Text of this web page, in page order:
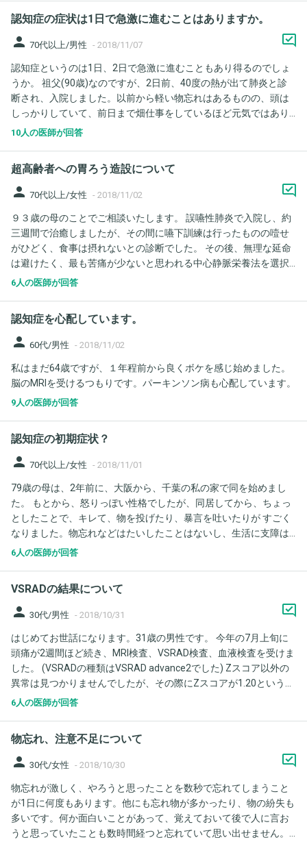
たり、私の字と予約表に書いてある字が微妙に違う気もします
が、似ています。スタッフは少ない中で他に誰も予約はとってい
とすごくモヤモヤして昨日から何回も予約表を見て考えては思い
だせません。先月相談させて頂いた後に念の為物忘れ外来もある
脳神経外科のクリニックで先生に物忘れがある。それとあたまが
張っているような症状があると相談させて頂き、MRIを取って頂き
ましたが、特になにも悪い所はありません！安心してくださいと
は予約の件以外は仕事で失敗や、忘れたなどという事はないので
すが。。徐々に進行していくんでしょうか。怖いです。ちなみに
た。
認知症の症状は1日で急激に進むことはありますか。
person 70代以上/男性 - 2018/11/07
認知症というのは1日、2日で急激に進むこともあり得るのでしょ
うか。 祖父(90歳)なのですが、2日前、40度の熱が出て肺炎と診
断され、入院しました。以前から軽い物忘れはあるものの、頭は
しっかりしていて、前日まで畑仕事をしているほど元気ではあり
ました。 しかし、病院に連れて行き数時間経ったくらいからかな
ですが見舞いに行った私の母のことも分からなかったとのことで
した。点滴も引き抜くので、服薬に切り替えられていました。 お
症状がなかった人でも、急激に認知症の症状が進むことはあるの
でしょうか。何か別の原因もあるのでしょうか。ご回答頂ければ
幸いです。よろしくお願いします。
10人の医師が回答
超高齢者への胃ろう造設について
person 70代以上/女性 - 2018/11/02
９３歳の母のことでご相談いたします。 誤嚥性肺炎で入院し、約
三週間で治癒しましたが、その間に嚥下訓練は行ったものの噎せ
がひどく、食事は摂れないとの診断でした。 その後、無理な延命
は避けたく、最も苦痛が少ないと思われる中心静脈栄養法を選択
し、約一ヶ月が経過したところです。 （この時に胃ろうは選択し
の、今現在も意識は清明でコミュニケーションもしっかり取るこ
とができます。 そんな中、ネットで中心静脈栄養法のリスク（感
を知り、心が揺らいでいます。 母の意識がこれだけしっかりして
いるのなら、胃ろうでも無理な延命に当たらなかったのではない
かと。 それでご質問なのですが、高齢者が二ヶ月間の絶食の後、
がいいのでしょうか？
6人の医師が回答
認知症を心配しています。
person 60代/男性 - 2018/11/02
私はまだ64歳ですが、１年程前から良くボケを感じ始めました。
脳のMRIを受けるつもりです。パーキンソン病も心配しています。
9人の医師が回答
認知症の初期症状？
person 70代以上/女性 - 2018/11/01
79歳の母は、2年前に、大阪から、千葉の私の家で同を始めまし
た。 もとから、怒りっぽい性格でしたが、同居してから、ちょっ
としたことで、キレて、物を投げたり、暴言を吐いたりが すごく
なりました。物忘れなどはたいしたことはないし、生活に支障は
ないのですが、認知症の初期症状に切れやすくなると聞いたこと
6人の医師が回答
VSRADの結果について
person 30代/男性 - 2018/10/31
はじめてお世話になります。31歳の男性です。 今年の7月上旬に
頭痛が2週間ほど続き、MRI検査、VSRAD検査、血液検査を受けま
した。 (VSRADの種類はVSRAD advance2でした) Zスコア以外の
異常は見つかりませんでしたが、その際にZスコアが1.20という数
字が出て、少しだけ海馬の萎縮が見られますとのことでした。 そ
の薬を処方され現在に至ります。 また私は喫煙をしているのです
が禁煙するようにも言われました。 日常生活で気になることはと
た。 後に自分で調べるとVSRADは50歳未満では偽陽性が出ること
もあるということを目にしたのですが、この説明の通りこの値は
あまり気にしなくてよいのでしょうか？ 4か月間その結果のこと
をずっと考えてしまっていてとても不安です。
6人の医師が回答
物忘れ、注意不足について
person 30代/女性 - 2018/10/30
物忘れが激しく、やろうと思ったことを数秒で忘れてしまうこと
が1日に何度もあります。他にも忘れ物が多かったり、物の紛失も
多いです。何か面白いことがあって、覚えておいて後で人に言お
うと思っていたことも数時間経つと忘れていて思い出せません。